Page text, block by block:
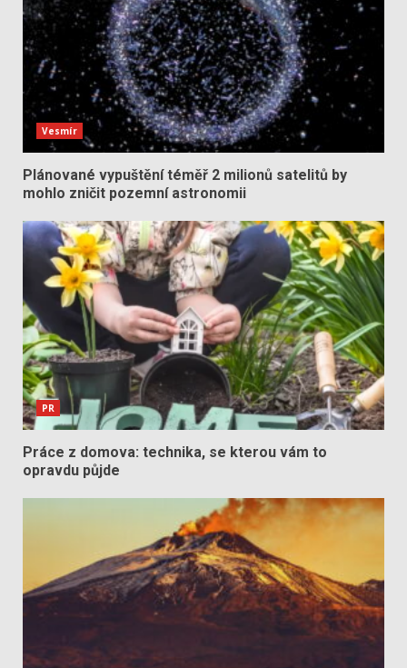
Vesmír
Plánované vypuštění téměř 2 milionů satelitů by
mohlo zničit pozemní astronomii
PR
Práce z domova: technika, se kterou vám to
opravdu půjde